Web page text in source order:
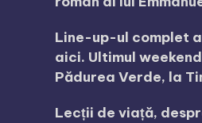
Line-up-ul complet
aici. Ultimul
Pădurea Verde, la
Lecții de viață,